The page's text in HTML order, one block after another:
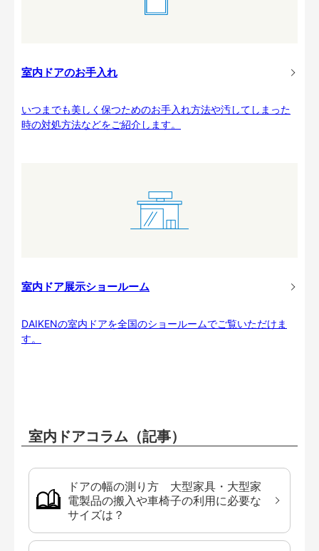
室内ドアのお手入れ
いつまでも美しく保つためのお手入れ方法や汚してしまった
時の対処方法などをご紹介します。
室内ドア展示ショールーム
DAIKENの室内ドアを全国のショールームでご覧いただけま
す。
室内ドアコラム（記事）
ドアの幅の測り方 大型家具・大型家
電製品の搬入や車椅子の利用に必要な
サイズは？